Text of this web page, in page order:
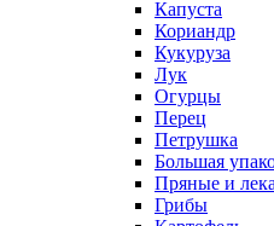
Капуста
Кориандр
Кукуруза
Лук
Огурцы
Перец
Петрушка
Большая
Пряные и
Грибы